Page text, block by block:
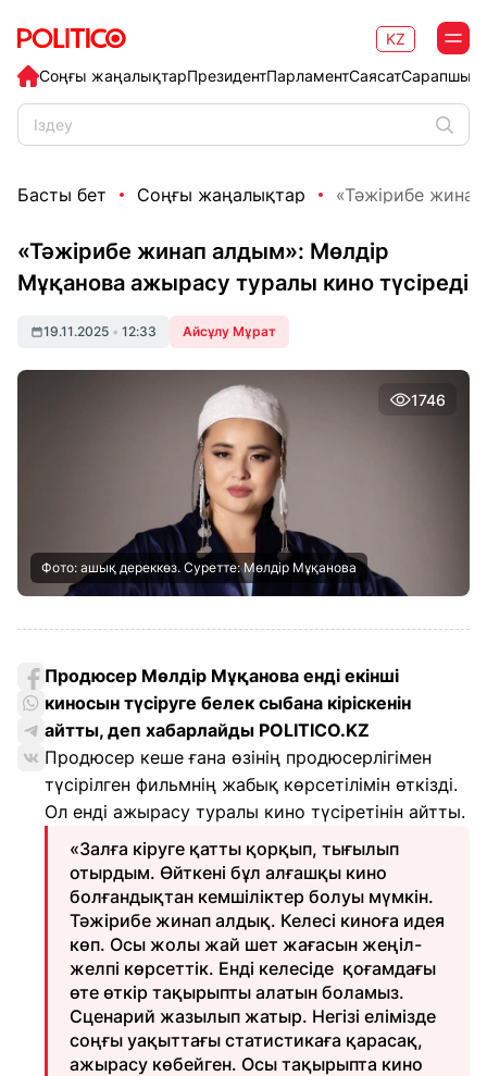
Соңғы жаңалықтарПрезидентПарламентСаясат
KZ
Басты бет Соңғы жаңалықтар «Тәжірибе
«Тәжірибе жинап алдым»: Мөлдір
Мұқанова ажырасу туралы кино түсіреді
19.11.2025 • 12:33 Айсұлу Мұрат
1746
Фото: ашық дереккөз. Суретте: Мөлдір Мұқанова
Продюсер Мөлдір Мұқанова енді екінші
киносын түсіруге белек сыбана кіріскенін
айтты, деп хабарлайды POLITICO.KZ
Продюсер кеше ғана өзінің продюсерлігімен
түсірілген фильмнің жабық көрсетілімін өткізді.
Ол енді ажырасу туралы кино түсіретінін айтты.
«Залға кіруге қатты қорқып, тығылып
отырдым. Өйткені бұл алғашқы кино
болғандықтан кемшіліктер болуы мүмкін.
Тәжірибе жинап алдық. Келесі киноға идея
көп. Осы жолы жай шет жағасын жеңіл-
желпі көрсеттік. Енді келесіде қоғамдағы
өте өткір тақырыпты алатын боламыз.
Сценарий жазылып жатыр. Негізі елімізде
соңғы уақыттағы статистикаға қарасақ,
ажырасу көбейген. Осы тақырыпта кино